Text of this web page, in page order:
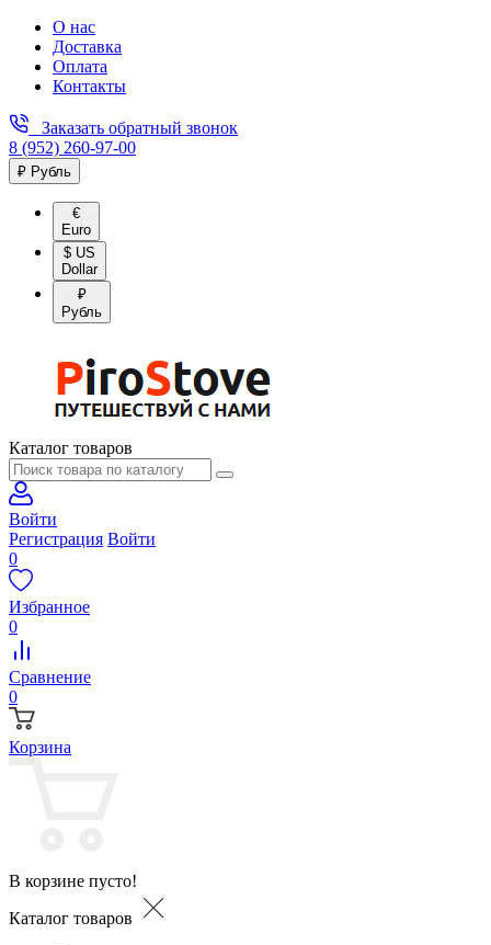
О нас
Доставка
Оплата
Контакты
Заказать обратный звонок
8 (952) 260-97-00
₽ Рубль
€
Euro
$ US
Dollar
₽
Рубль
Каталог товаров
Войти
Регистрация Войти
0
Избранное
0
Сравнение
0
Корзина
В корзине пусто!
Каталог товаров